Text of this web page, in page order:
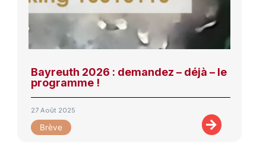
Bayreuth 2026 : demandez – déjà – le
programme !
27 Août 2025
Brève